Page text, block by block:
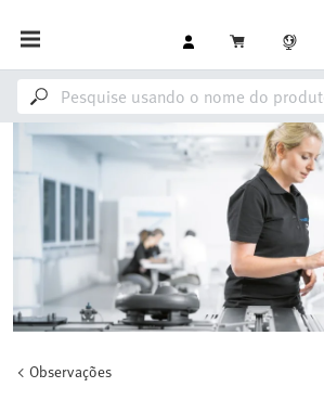
Observações